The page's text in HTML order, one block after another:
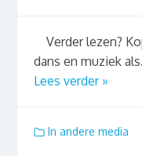
Verder lezen?
dans en muziek
Lees verder »
In andere media